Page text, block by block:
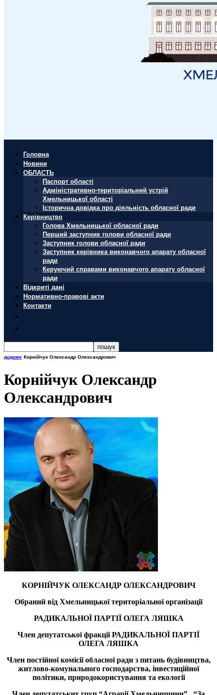
Головна
Новини
ОБЛАСТЬ
Паспорт області
Адміністративно-територіальний устрій
Хмельницької області
Історична довідка про діяльність обласної ради
Керівництво
Голова Хмельницької обласної ради
Перший заступник голови обласної ради
Заступник голови обласної ради
Заступник керівника виконавчого апарату обласної
ради
Керуючий справами виконавчого апарату обласної
ради
Відкриті дані
Нормативно-правові акти
Контакти
додому Корнійчук Олександр Олександрович
Корнійчук Олександр
Олександрович
КОРНІЙЧУК ОЛЕКСАНДР ОЛЕКСАНДРОВИЧ
Обраний від Хмельницької територіальної організації
РАДИКАЛЬНОЇ ПАРТІЇ ОЛЕГА ЛЯШКА
Член депутатської фракціїРАДИКАЛЬНОЇ ПАРТІЇ
ОЛЕГА ЛЯШКА
Член постійної комісії обласної ради з питань будівництва,
житлово-комунального господарства, інвестиційної
політики, природокористування та екології